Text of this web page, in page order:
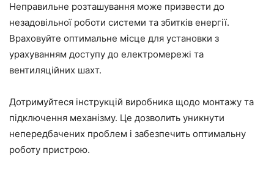
Неправильне розташування може призвести до
незадовільної роботи системи та збитків енергії.
Враховуйте оптимальне місце для установки з
урахуванням доступу до електромережі та
вентиляційних шахт.
Дотримуйтеся інструкцій виробника щодо монтажу та
підключення механізму. Це дозволить уникнути
непередбачених проблем і забезпечить оптимальну
роботу пристрою.